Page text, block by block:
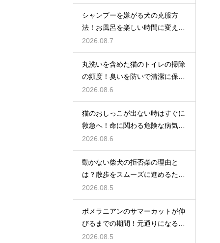
シャンプーを嫌がる犬の克服方
法！お風呂を楽しい時間に変える
魔法
2026.08.7
丸洗いを含めた猫のトイレの掃除
の頻度！臭いを防いで清潔に保つ
コツ
2026.08.6
猫のおしっこが出ない時はすぐに
救急へ！命に関わる危険な病気と
は
2026.08.6
動かない柴犬の拒否柴の理由と
は？散歩をスムーズに進めるため
の対策
2026.08.5
ポメラニアンのサマーカットが伸
びるまでの期間！元通りになるの
か
2026.08.5